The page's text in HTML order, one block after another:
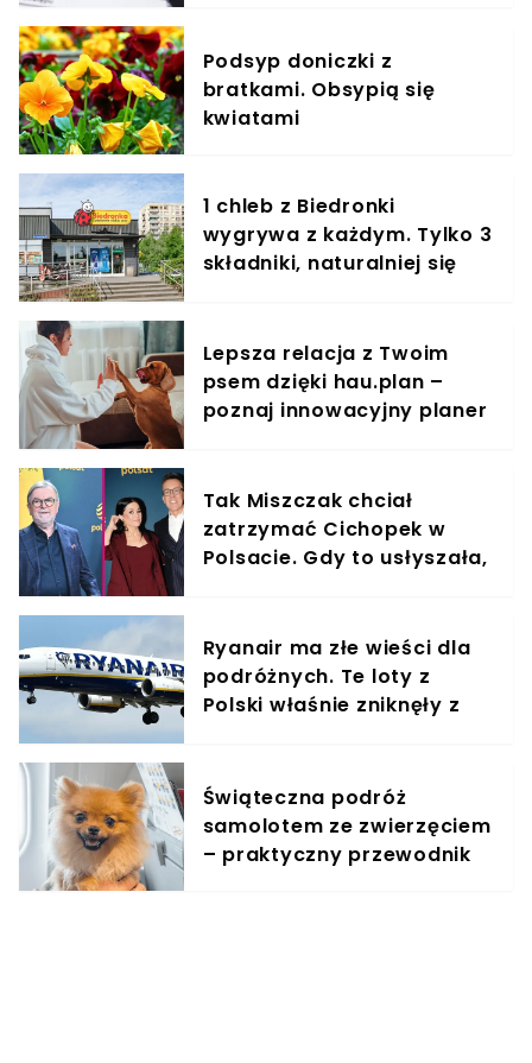
Podsyp doniczki z
bratkami. Obsypią się
kwiatami
1 chleb z Biedronki
wygrywa z każdym. Tylko 3
składniki, naturalniej się
Lepsza relacja z Twoim
psem dzięki hau.plan –
poznaj innowacyjny planer
Tak Miszczak chciał
zatrzymać Cichopek w
Polsacie. Gdy to usłyszała,
Ryanair ma złe wieści dla
podróżnych. Te loty z
Polski właśnie zniknęły z
Świąteczna podróż
samolotem ze zwierzęciem
– praktyczny przewodnik